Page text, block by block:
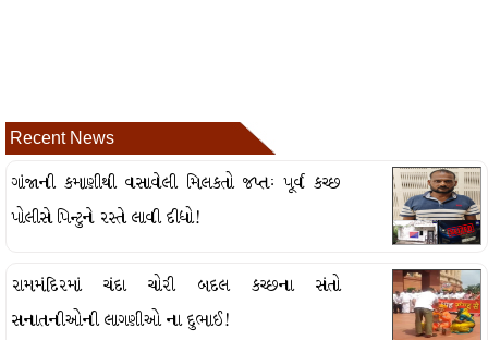
Recent News
ગાંજાની કમાણીથી વસાવેલી મિલકતો જપ્તઃ પૂર્વ કચ્છ
પોલીસે પિન્ટુને રસ્તે લાવી દીધો!
રામમંદિરમાં ચંદા ચોરી બદલ કચ્છના સંતો
સનાતનીઓની લાગણીઓ ના દુભાઈ!